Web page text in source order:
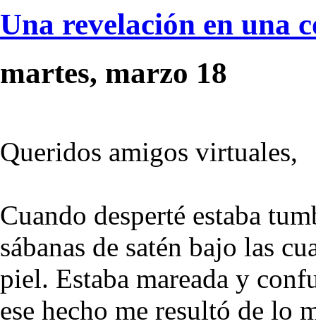
Una revelación en una
martes, marzo 18
Queridos amigos virtuales,
Cuando desperté estaba
sábanas de satén bajo las
piel. Estaba mareada y
ese hecho me resultó de lo